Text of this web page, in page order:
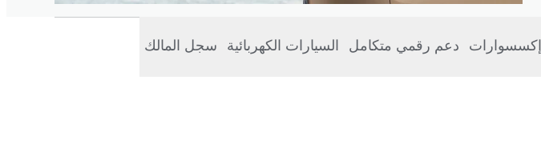
إكسسوارات دعم رقمي متكامل السيارات الكهربائية سجل المالك